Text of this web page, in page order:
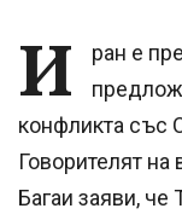
И
ран е
конфликта със
Говорителят
Багаи заяви, че